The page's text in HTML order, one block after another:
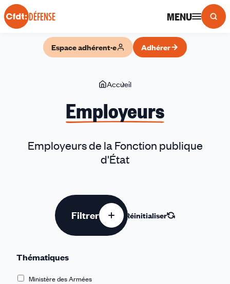
Panneau de gestion des cookies
DÉFENSE MENU
Espace adhérent·e Adhérer
Vous
ici
Accueil
Employeurs
Employeurs de la Fonction publique
d'État
Filtrer Réinitialiser
Thématiques
Ministère des Armées